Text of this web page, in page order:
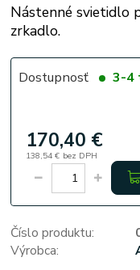
Nástenné svietidlo
zrkadlo.
Dostupnosť 3-4
170,40 €
138,54 € bez DPH
Číslo produktu:
Výrobca: